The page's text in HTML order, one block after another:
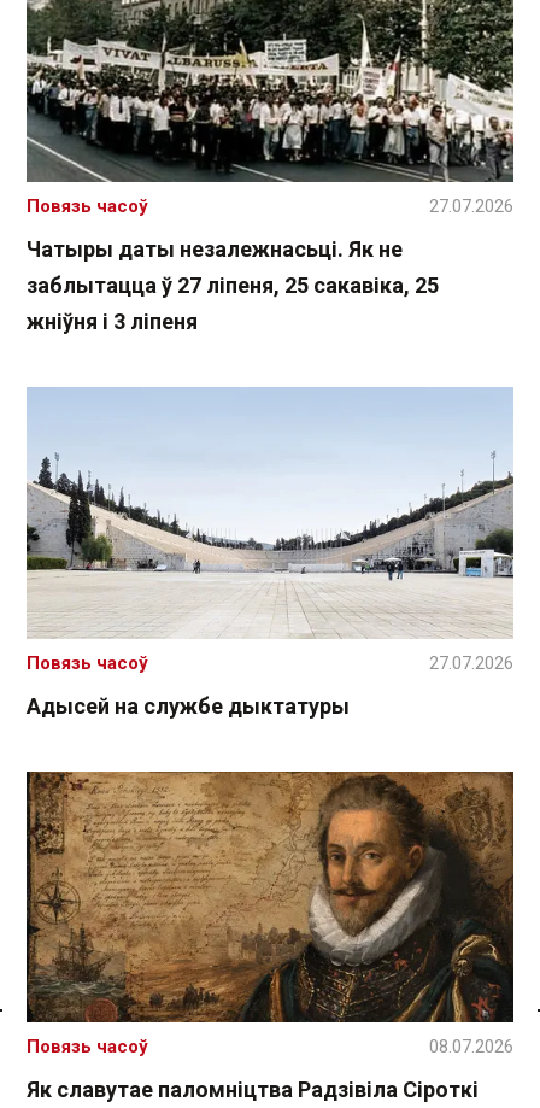
Спасылка без VPN
Чатыры даты незалежнасьці. Як не
заблытацца ў 27 ліпеня, 25 сакавіка, 25
жніўня і 3 ліпеня
Повязь часоў 27.07.2026
Адысей на службе дыктатуры
Повязь часоў 27.07.2026
Як славутае паломніцтва Радзівіла Сіроткі
Повязь часоў 08.07.2026